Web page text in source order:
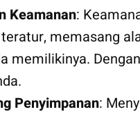
Keamanan:
memasang
memilikinya.
Penyimpanan: